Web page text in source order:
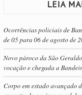
LEIA
Ocorrências policiais de
de 05 para 06 de agosto de
Novo pároco da São
vocação e chegada a
Corpo em estado avançado